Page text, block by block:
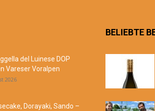
del Luinese DOP
Vareser Voralpen
2026
Dorayaki, Sando –
BELIEBTE